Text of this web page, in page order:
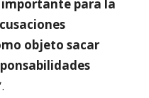
importante para la
objeto sacar